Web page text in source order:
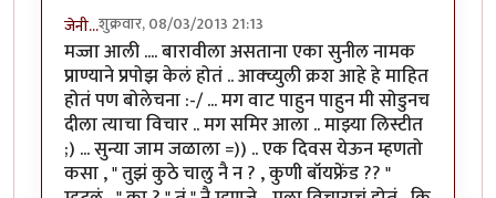
जेनी...शुक्रवार, 08/03/2013 21:13
मज्जा आली .... बारावीला असताना एका सुनील नामक
प्राण्याने प्रपोझ केलं होतं .. आक्च्युली क्रश आहे हे माहित
होतं पण बोलेचना :-/ ... मग वाट पाहुन पाहुन मी सोडुनच
दीला त्याचा विचार .. मग समिर आला .. माझ्या लिस्टीत
;) ... सुन्या जाम जळाला =)) .. एक दिवस येऊन म्हणतो
कसा , " तुझं कुठे चालु नै न ? , कुणी बॉयफ्रेंड ?? "